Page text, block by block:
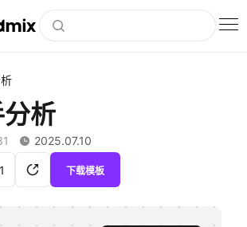
析
2025.07.10
下载模板